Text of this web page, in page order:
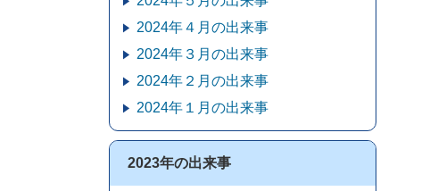
2024年４月の出来事
2024年３月の出来事
2024年２月の出来事
2024年１月の出来事
2023年の出来事